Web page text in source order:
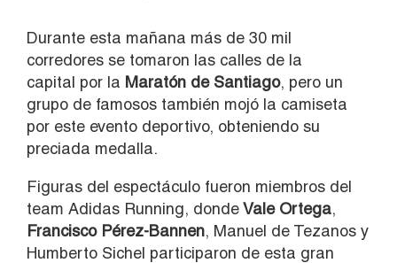
Durante esta mañana más de 30 mil
corredores se tomaron las calles de la
capital por la Maratón de Santiago, pero un
grupo de famosos también mojó la camiseta
por este evento deportivo, obteniendo su
preciada medalla.
Figuras del espectáculo fueron miembros del
team Adidas Running, dondeVale Ortega,
Francisco Pérez-Bannen, Manuel de Tezanos y
Humberto Sichel participaron de esta gran